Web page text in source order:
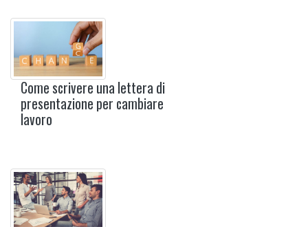
Come scrivere una lettera di
presentazione per cambiare
lavoro